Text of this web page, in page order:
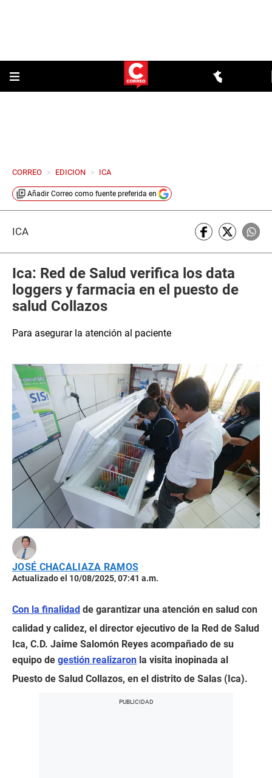
CORREO > EDICION > ICA
Añadir Correo como fuente preferida en
ICA
Ica: Red de Salud verifica los data
loggers y farmacia en el puesto de
salud Collazos
Para asegurar la atención al paciente
JOSÉ CHACALIAZA RAMOS
Actualizado el 10/08/2025, 07:41 a.m.
Con la finalidad de garantizar una atención en salud con
calidad y calidez, el director ejecutivo de la Red de Salud
Ica, C.D. Jaime Salomón Reyes acompañado de su
equipo de gestión realizaron la visita inopinada al
Puesto de Salud Collazos, en el distrito de Salas (Ica).